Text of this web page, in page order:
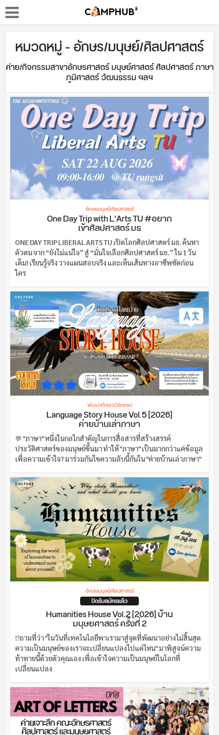
หมวดหมู่ - อักษร/มนุษย์/ศิลปศาสตร์
ค่าย/กิจกรรมสาขาอักษรศาสตร์ มนุษย์ศาสตร์ ศิลปศาสตร์ ภาษา
ภูมิศาสตร์ วัฒนธรรม ฯลฯ
อักษร/มนุษย์/ศิลปศาสตร์
One Day Trip with L’Arts TU #อยาก
เข้าศิลปศาสตร์ มธ
ONE DAY TRIP LIBERAL ARTS TU เปิดโลกศิลปศาสตร์ มธ. ค้นหา
ตัวตน จาก “ยังไม่แน่ใจ” สู่ “มั่นใจเลือกศิลปศาสตร์ มธ.” ใน 1 วัน
เต็ม! เรียนรู้จริง วางแผนสอบจริง และเห็นเส้นทางอาชีพชัดก่อน
ใคร
พัฒนาทักษะ/เวิร์กชอป
Language Story House Vol.5 [2026]
ค่ายบ้านเล่าภาษา
💬 "ภาษา" หนึ่งในกลไกสำคัญในการสื่อสารที่สร้างสรรค์
ประวัติศาสตร์ของมนุษย์ขึ้นมา ทำให้ "ภาษา" เป็นมากกว่าแค่ข้อมูล
เพื่อความเข้าใจ? มาร่วมกันไขความลับนี้กันใน "ค่ายบ้านเล่าภาษา"
อักษร/มนุษย์/ศิลปศาสตร์
ปิดรับสมัครแล้ว
Humanities House Vol.2 [2026] บ้าน
มนุษยศาสตร์ ครั้งที่ 2
⁉️ถามที่ว่า "ในวันที่เทคโนโลยีพาเรามาสู่จุดที่พัฒนาอย่างไม่สิ้นสุด
ความเป็นมนุษย์ของเราจะเปลี่ยนแปลงไปแค่ไหน" มาพิสูจน์ความ
ท้าทายนี้ด้วยตัวคุณเอง เพื่อเข้าใจความเป็นมนุษย์ในโลกที่
เปลี่ยนแปลง